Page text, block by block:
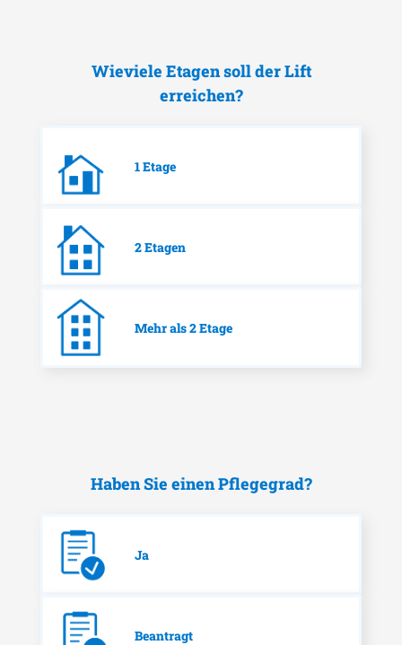
Wieviele Etagen soll der Lift
erreichen?
1 Etage
2 Etagen
Mehr als 2 Etage
Haben Sie einen Pflegegrad?
Ja
Beantragt